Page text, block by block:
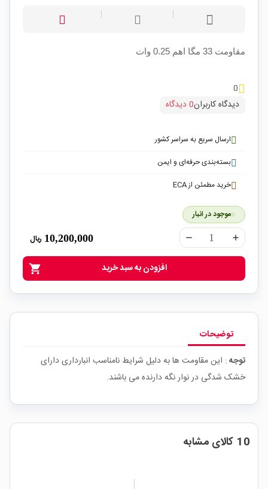
مقاومت 33 مگا اهم 0.25 وات
0
دیدگاه کاربران0 دیدگاه
ارسال سریع به سراسر کشور
بسته‌بندی حرفه‌ای و ایمن
خرید مطمئن از ECA
موجود در انبار
remove add
10,200,000 ریال
shopping_cart افزودن به سبد خرید
توضیحات
توجه: این مقاومت ها به دلیل شرایط نامناسب انبارداری دارای
خشک شدگی در نوار نگه دارنده می باشند.
10 کالای مشابه